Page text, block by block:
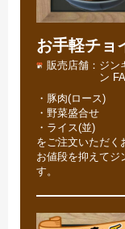
お手軽チョ
販売店舗
ジン
ン
・豚肉(ロース)
・野菜盛合せ
・ライス(並)
をご注文いただく
お値段を抑えてジ
す。